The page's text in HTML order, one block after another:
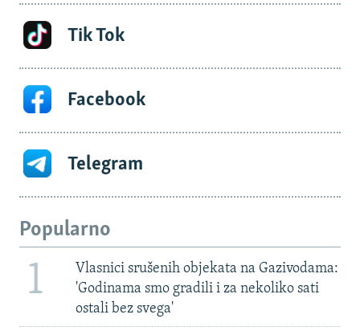
Tik Tok
Facebook
Telegram
Popularno
1
Vlasnici srušenih objekata na Gazivodama:
'Godinama smo gradili i za nekoliko sati
ostali bez svega'